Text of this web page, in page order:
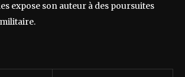
expose son auteur à des poursuites